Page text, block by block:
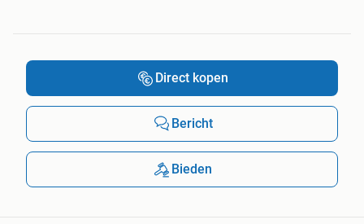
Direct kopen
Bericht
Bieden